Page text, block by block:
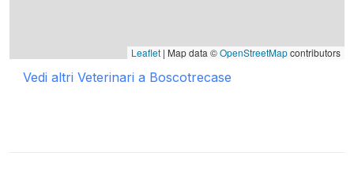
Leaflet | Map data ©OpenStreetMapcontributors
Vedi altri Veterinari a Boscotrecase